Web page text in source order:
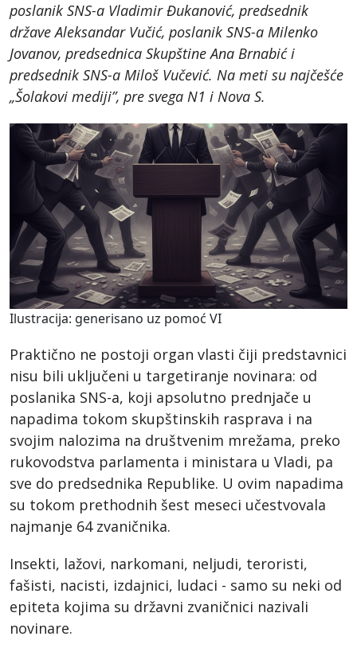
poslanik SNS-a Vladimir Đukanović, predsednik
države Aleksandar Vučić, poslanik SNS-a Milenko
Jovanov, predsednica Skupštine Ana Brnabić i
predsednik SNS-a Miloš Vučević. Na meti su najčešće
„Šolakovi mediji”, pre svega N1 i Nova S.
Ilustracija: generisano uz pomoć VI
Praktično ne postoji organ vlasti čiji predstavnici
nisu bili uključeni u targetiranje novinara: od
poslanika SNS-a, koji apsolutno prednjače u
napadima tokom skupštinskih rasprava i na
svojim nalozima na društvenim mrežama, preko
rukovodstva parlamenta i ministara u Vladi, pa
sve do predsednika Republike. U ovim napadima
su tokom prethodnih šest meseci učestvovala
najmanje 64 zvaničnika.
Insekti, lažovi, narkomani, neljudi, teroristi,
fašisti, nacisti, izdajnici, ludaci - samo su neki od
epiteta kojima su državni zvaničnici nazivali
novinare.